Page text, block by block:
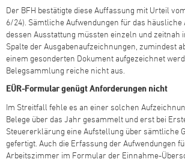
Der BFH bestätigte diese Auffassung mit Urteil
6/24). Sämtliche Aufwendungen für das
dessen Ausstattung müssten einzeln und zeitnah
Spalte der Ausgabenaufzeichnungen, zumindest
einem gesonderten Dokument aufgezeichnet
Belegsammlung reiche nicht aus.
EÜR-Formular genügt Anforderungen nicht
Im Streitfall fehle es an einer solchen
Belege über das Jahr gesammelt und erst bei
Steuererklärung eine Aufstellung über sämtliche
gefertigt. Auch die Erfassung der Aufwendungen
Arbeitszimmer im Formular der Einnahme-